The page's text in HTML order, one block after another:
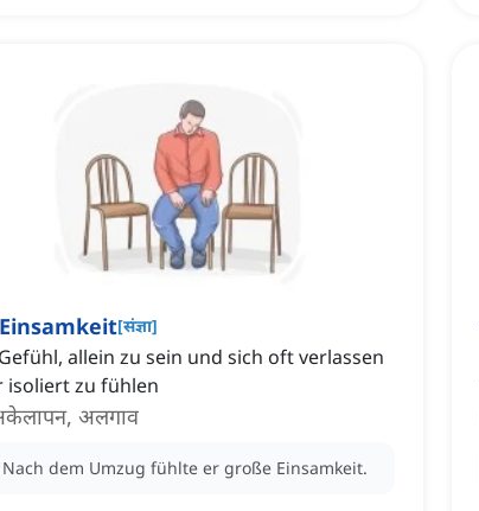
[संज्ञा]
allein zu sein und sich oft verlassen
isoliert zu fühlen
अलगाव
Nach dem Umzug fühlte er große Einsamkeit.